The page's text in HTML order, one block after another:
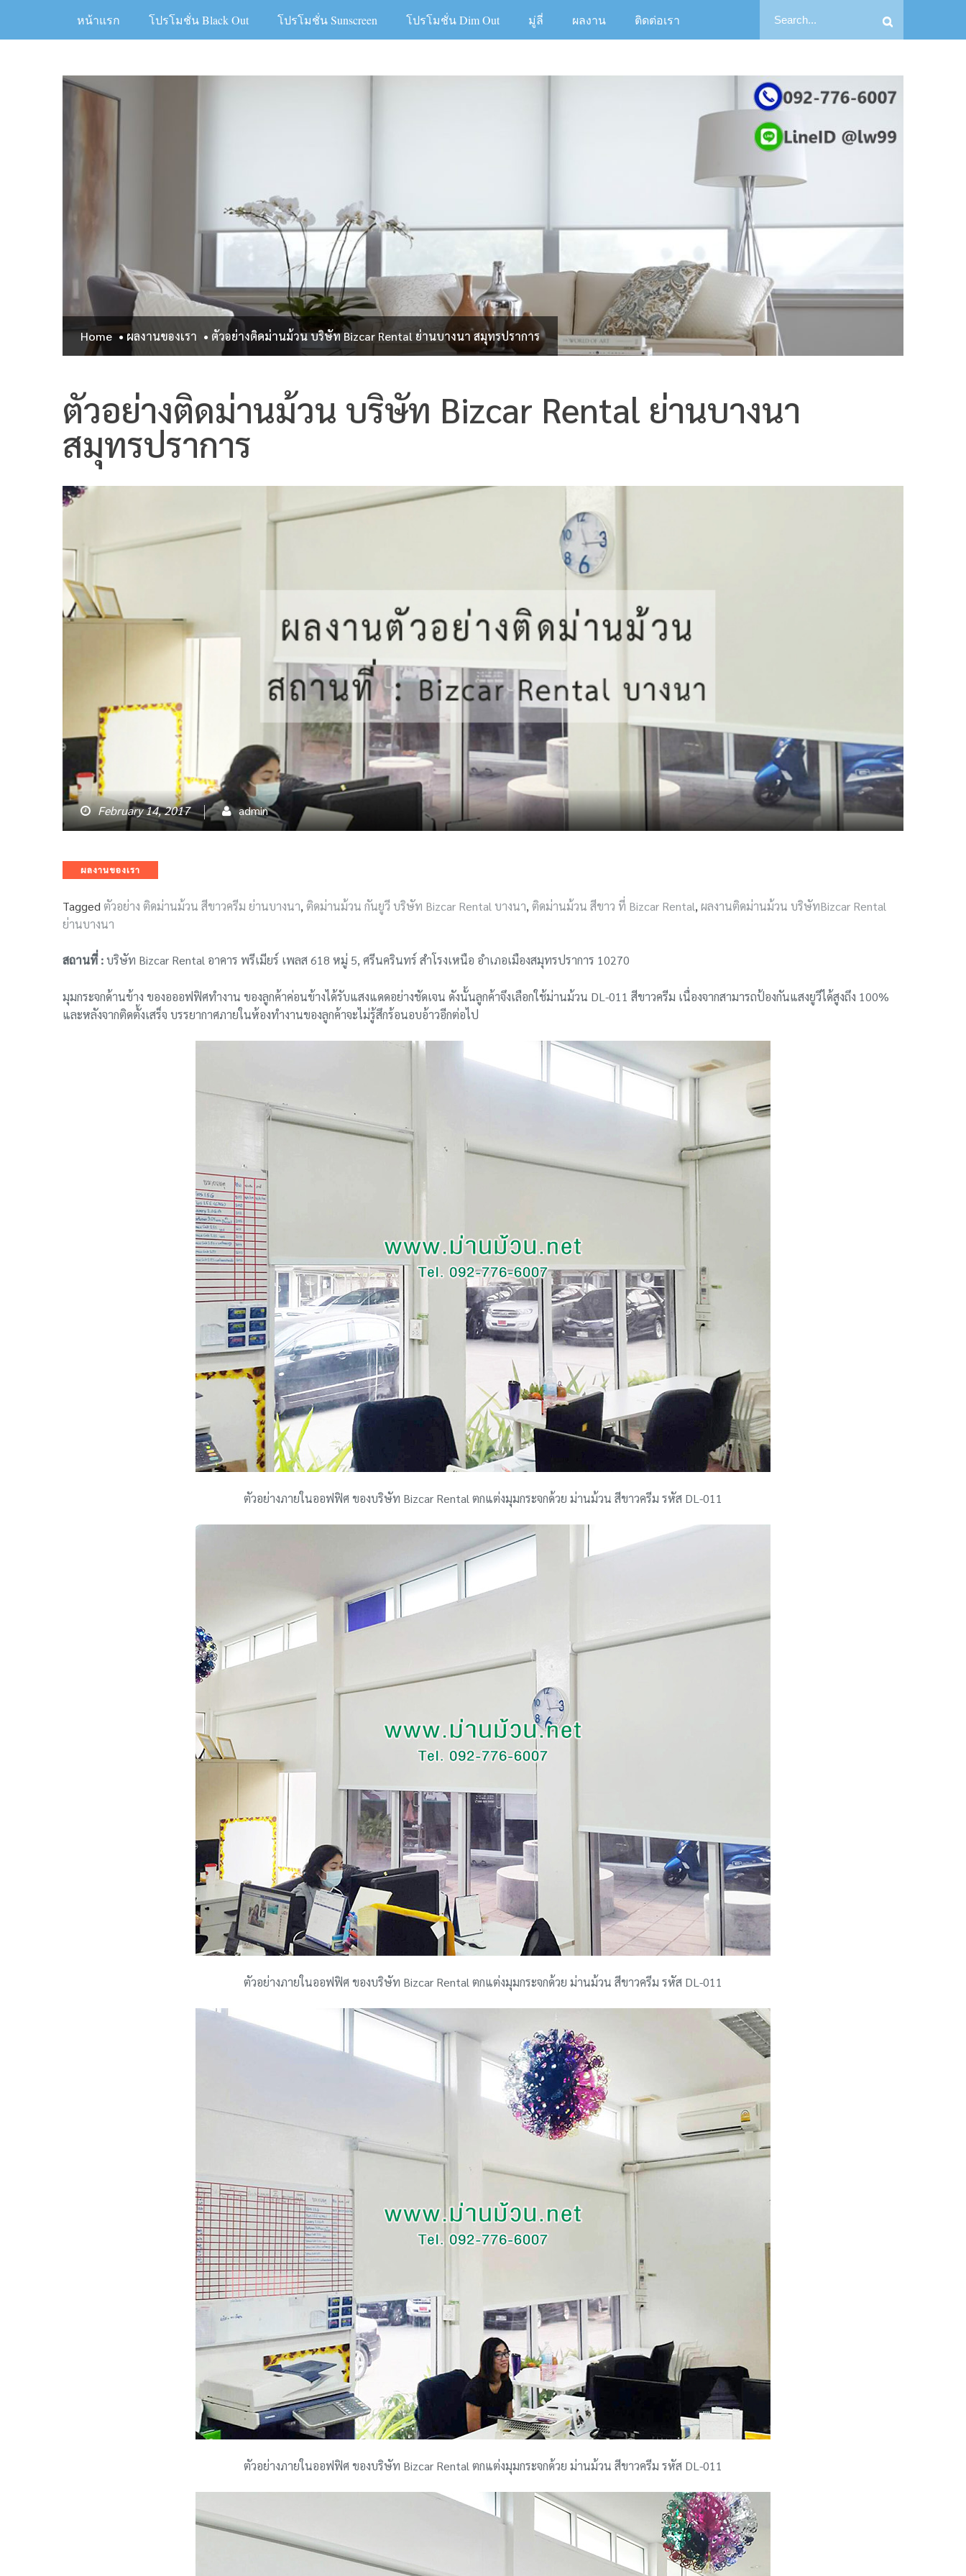
หน้าแรก โปรโมชั่น Black Out โปรโมชั่น Sunscreen โปรโมชั่น Dim Out มู่ลี่ ผลงาน ติดต่อเรา
for:
Search
Home ผลงานของเรา ตัวอย่างติดม่านม้วน บริษัท Bizcar Rental ย่านบางนา สมุทรปราการ
ตัวอย่างติดม่านม้วน บริษัท Bizcar Rental ย่านบางนา
สมุทรปราการ
February 14, 2017 admin
Categories
ผลงานของเรา
Tagged ตัวอย่าง ติดม่านม้วน สีขาวครีม ย่านบางนา, ติดม่านม้วน กันยูวี บริษัท Bizcar Rental บางนา, ติดม่านม้วน สีขาว ที่ Bizcar Rental, ผลงานติดม่านม้วน บริษัทBizcar Rental
ย่านบางนา
สถานที่ :บริษัท Bizcar Rental อาคาร พรีเมียร์ เพลส 618 หมู่ 5, ศรีนครินทร์ สำโรงเหนือ อำเภอเมืองสมุทรปราการ 10270
มุมกระจกด้านข้าง ของอออฟฟิศทำงาน ของลูกค้าค่อนข้างได้รับแสงแดดอย่างชัดเจน ดังนั้นลูกค้าจึงเลือกใช้ม่านม้วน DL-011 สีขาวครีม เนื่องจากสามารถป้องกันแสงยูวีได้สูงถึง 100%
และหลังจากติดตั้งเสร็จ บรรยากาศภายในห้องทำงานของลูกค้าจะไม่รู้สึกร้อนอบอ้าวอีกต่อไป
ตัวอย่างภายในออฟฟิศ ของบริษัท Bizcar Rental ตกแต่งมุมกระจกด้วย ม่านม้วน สีขาวครีม รหัส DL-011
ตัวอย่างภายในออฟฟิศ ของบริษัท Bizcar Rental ตกแต่งมุมกระจกด้วย ม่านม้วน สีขาวครีม รหัส DL-011
ตัวอย่างภายในออฟฟิศ ของบริษัท Bizcar Rental ตกแต่งมุมกระจกด้วย ม่านม้วน สีขาวครีม รหัส DL-011